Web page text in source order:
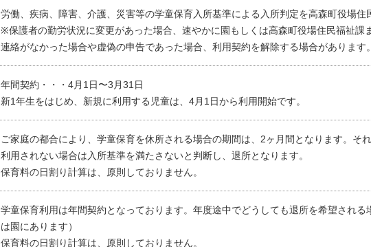
労働、疾病、障害、介護、災害等の学童保育入所基準による入所判定を高森町役場住
※保護者の勤労状況に変更があった場合、速やかに園もしくは高森町役場住民福祉課
連絡がなかった場合や虚偽の申告であった場合、利用契約を解除する場合があります。
年間契約・・・4月1日〜3月31日
新1年生をはじめ、新規に利用する児童は、4月1日から利用開始です。
ご家庭の都合により、学童保育を休所される場合の期間は、2ヶ月間となります。そ
利用されない場合は入所基準を満たさないと判断し、退所となります。
保育料の日割り計算は、原則しておりません。
学童保育利用は年間契約となっております。年度途中でどうしても退所を希望され
は園にあります）
保育料の日割り計算は、原則しておりません。